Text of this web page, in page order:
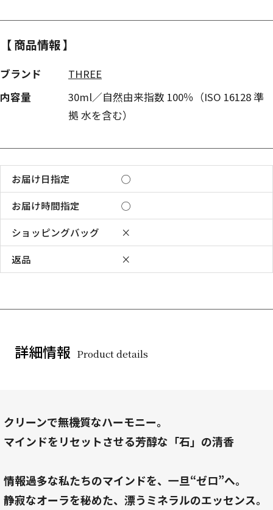
【 商品情報 】
ブランド
THREE
内容量
30ml／自然由来指数 100％（ISO 16128 準
拠 水を含む）
お届け日指定
◯
お届け時間指定
◯
ショッピングバッグ
×
返品
×
詳細情報 Product details
クリーンで無機質なハーモニー。
マインドをリセットさせる芳醇な「石」の清香
情報過多な私たちのマインドを、一旦“ゼロ”へ。
静寂なオーラを秘めた、漂うミネラルのエッセンス。